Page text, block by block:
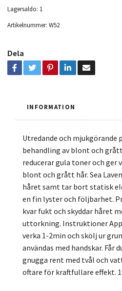
Lagersaldo: 1
Artikelnummer: W52
Dela
INFORMATION
Utredande och
behandling av blont och
reducerar gula toner och ger
blont och grått hår. Sea
håret samt tar bort statisk
en fin lyster och följbarhet.
kvar fukt och skyddar håret
uttorkning. Instruktioner
verka 1-2min och skölj ur
användas med handskar. Får
gnugga rent med tvål och
oftare för kraftfullare effekt.